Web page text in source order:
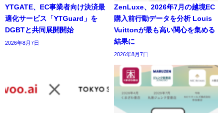
YTGATE、EC事業者向け決済最
適化サービス「YTGuard」を
DGBTと共同展開開始
2026年8月7日
ZenLuxe、2026年7月の越境EC
購入前行動データを分析 Louis
Vuittonが最も高い関心を集める
結果に
2026年8月7日